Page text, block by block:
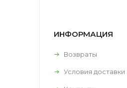
ИНФОРМАЦИЯ
Возвраты
Условия доставки